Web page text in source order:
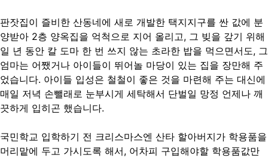
판잣집이 즐비한 산동네에 새로 개발한 택지지구를 싼 값에 분
양받아 2층 양옥집을 억척으로 지어 올리고, 그 빚을 갚기 위해
일 년 동안 칼 도마 한 번 쓰지 않는 초라한 밥을 먹으면서도, 그
엄마는 어쨌거나 아이들이 뛰어놀 마당이 있는 집을 장만해 주
었습니다. 아이들 입성은 철철이 좋은 것을 마련해 주는 대신에
매일 저녁 손뺄래로 눈부시게 세탁해서 단벌일 망정 언제나 깨
끗하게 입히곤 했습니다.
국민학교 입학하기 전 크리스마스엔 산타 할아버지가 학용품을
머리맡에 두고 가시도록 해서, 어차피 구입해야할 학용품값만